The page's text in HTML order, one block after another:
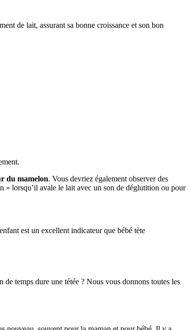
de lait, assurant sa bonne croissance et son bon
du mamelon. Vous devriez également observer des
» lorsqu’il avale le lait avec un son de déglutition ou pour
est un excellent indicateur que bébé tète
temps dure une tétée ? Nous vous donnons toutes les